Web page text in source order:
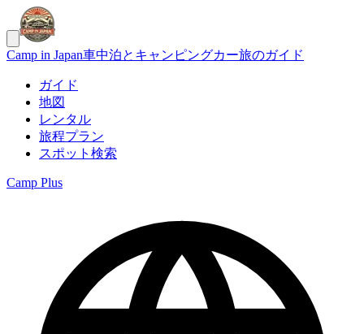
Camp in Japan車中泊とキャンピングカー旅のガイド
ガイド
地図
レンタル
旅程プラン
スポット検索
Camp Plus